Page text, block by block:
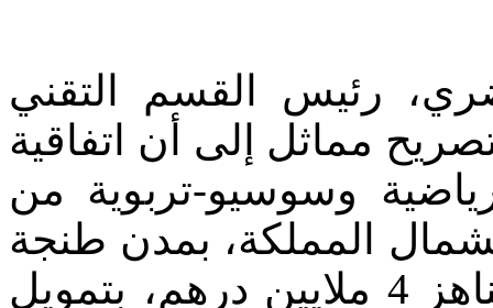
رئيس القسم التقني
مماثل إلى أن اتفاقية
وسوسيو-تربوية من
المملكة، بمدن طنجة
وتطوان والحسيمة، بغلاف مالي يناهز 4 ملايين درهم، بتمويل